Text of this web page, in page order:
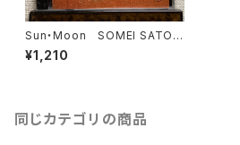
Sun・Moon SOMEI SATOH
【演奏者：Akikazu Nakamura,
Shin Miyashita】レコード会
¥1,210
同じカテゴリの商品